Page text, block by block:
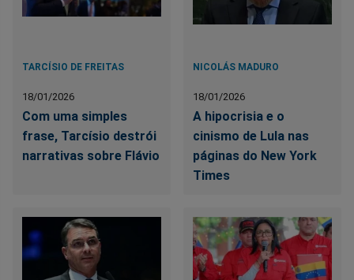
TARCÍSIO DE FREITAS
18/01/2026
Com uma simples
frase, Tarcísio destrói
narrativas sobre Flávio
NICOLÁS MADURO
18/01/2026
A hipocrisia e o
cinismo de Lula nas
páginas do New York
Times